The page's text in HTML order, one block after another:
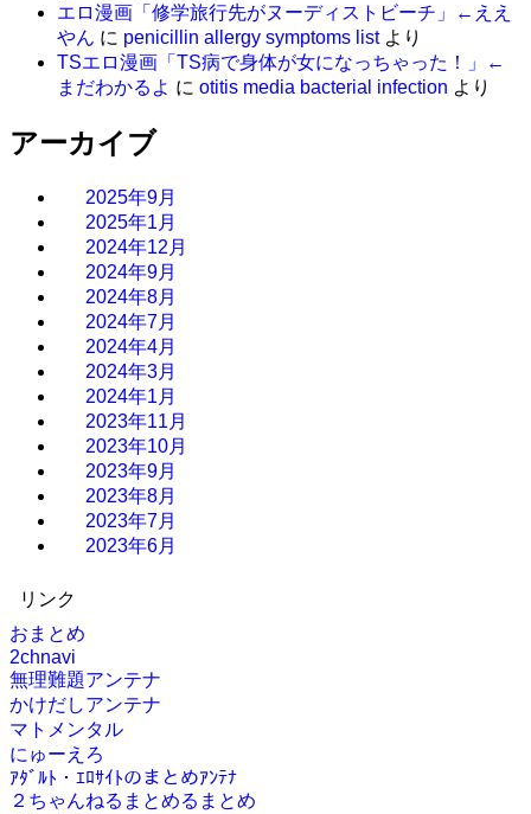
エロ漫画「修学旅行先がヌーディストビーチ」←ええ
やん に penicillin allergy symptoms listより
TSエロ漫画「TS病で身体が女になっちゃった！」←
まだわかるよ に otitis media bacterial infection より
アーカイブ
2025年9月
2025年1月
2024年12月
2024年9月
2024年8月
2024年7月
2024年4月
2024年3月
2024年1月
2023年11月
2023年10月
2023年9月
2023年8月
2023年7月
2023年6月
リンク
おまとめ
2chnavi
無理難題アンテナ
かけだしアンテナ
マトメンタル
にゅーえろ
ｱﾀﾞﾙﾄ・ｴﾛｻｲﾄのまとめｱﾝﾃﾅ
２ちゃんねるまとめるまとめ